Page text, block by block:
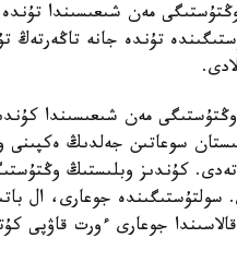
وڭتۇستىگى مەن شىعىسىندا
تۇندە جانە تاڭەرتەڭ
وڭتۇستىگى مەن شىعىسىندا
سولتۇستىگىندە جوعارى، ال
قالاسىندا جوعارى ءورت قاۋپى